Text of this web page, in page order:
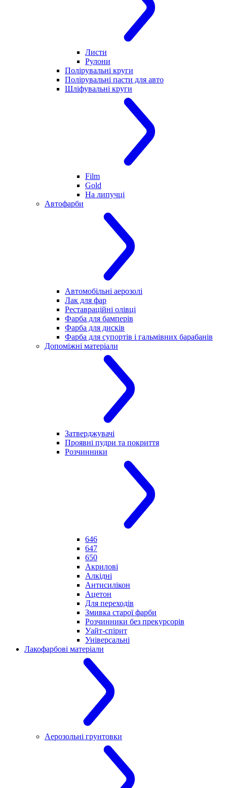
Листи
Рулони
Полірувальні круги
Полірувальні пасти для авто
Шліфувальні круги
Film
Gold
На липучці
Автофарби
Автомобільні аерозолі
Лак для фар
Реставраційні олівці
Фарба для бамперів
Фарба для дисків
Фарба для супортів і гальмівних барабанів
Допоміжні матеріали
Затверджувачі
Проявні пудри та покриття
Розчинники
646
647
650
Акрилові
Алкідні
Антисилікон
Ацетон
Для переходів
Змивка старої фарби
Розчинники без прекурсорів
Уайт-спірит
Універсальні
Лакофарбові матеріали
Аерозольні грунтовки